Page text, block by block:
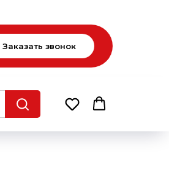
Заказать звонок